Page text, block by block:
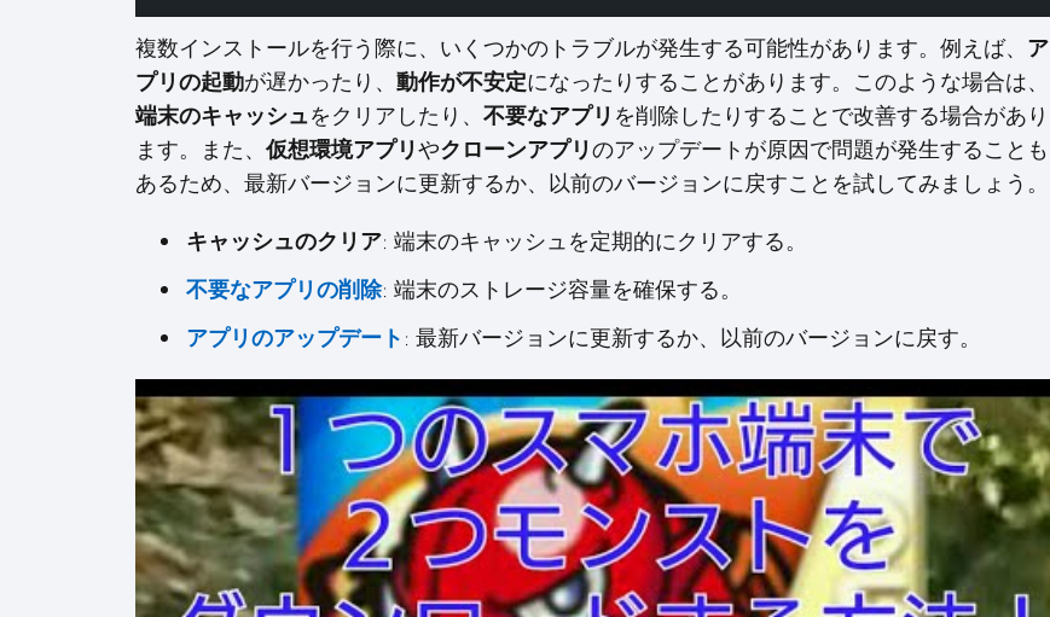
複数インストールを行う際に、いくつかのトラブルが発生する可能性があります。例えば、 ア
プリの起動が遅かったり、 動作が不安定になったりすることがあります。このような場合は、
端末のキャッシュをクリアしたり、 不要なアプリ を削除したりすることで改善する場合があり
ます。また、仮想環境アプリやクローンアプリのアップデートが原因で問題が発生することも
あるため、最新バージョンに更新するか、以前のバージョンに戻すことを試してみましょう。
キャッシュのクリア: 端末のキャッシュを定期的にクリアする。
不要なアプリの削除: 端末のストレージ容量を確保する。
アプリのアップデート: 最新バージョンに更新するか、以前のバージョンに戻す。